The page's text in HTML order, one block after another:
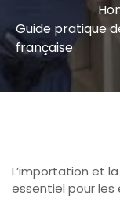
Guide pratique
française
L’importation et
essentiel pour les